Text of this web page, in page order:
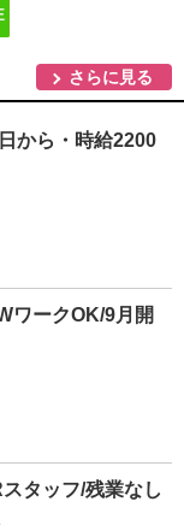
さらに見る
から・時給2200
ワークOK/9月開
タッフ/残業なし